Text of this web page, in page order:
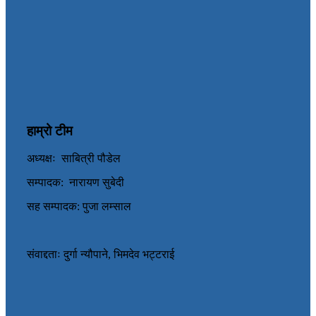
हाम्रो टीम
अध्यक्षः साबित्री पौडेल
सम्पादक: नारायण सुबेदी
सह सम्पादक: पुजा लम्साल
संवाद्दताः दुर्गा न्यौपाने, भिमदेव भट्टराई